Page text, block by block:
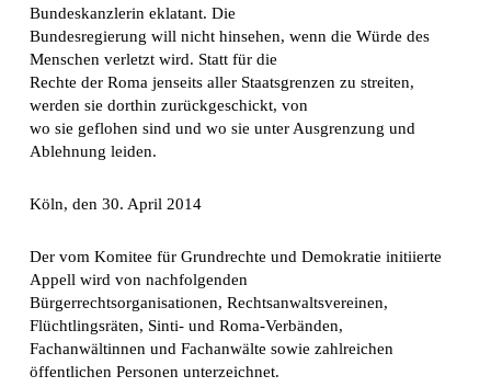
Bundeskanzlerin eklatant. Die
Bundesregierung will nicht hinsehen, wenn die Würde des
Menschen verletzt wird. Statt für die
Rechte der Roma jenseits aller Staatsgrenzen zu streiten,
werden sie dorthin zurückgeschickt, von
wo sie geflohen sind und wo sie unter Ausgrenzung und
Ablehnung leiden.
Köln, den 30. April 2014
Der vom Komitee für Grundrechte und Demokratie initiierte
Appell wird von nachfolgenden
Bürgerrechtsorganisationen, Rechtsanwaltsvereinen,
Flüchtlingsräten, Sinti- und Roma-Verbänden,
Fachanwältinnen und Fachanwälte sowie zahlreichen
öffentlichen Personen unterzeichnet.